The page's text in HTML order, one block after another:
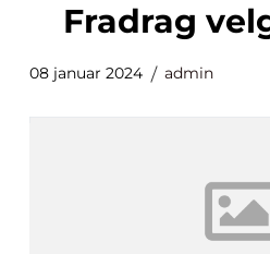
fradrag
08 januar 2024 admin